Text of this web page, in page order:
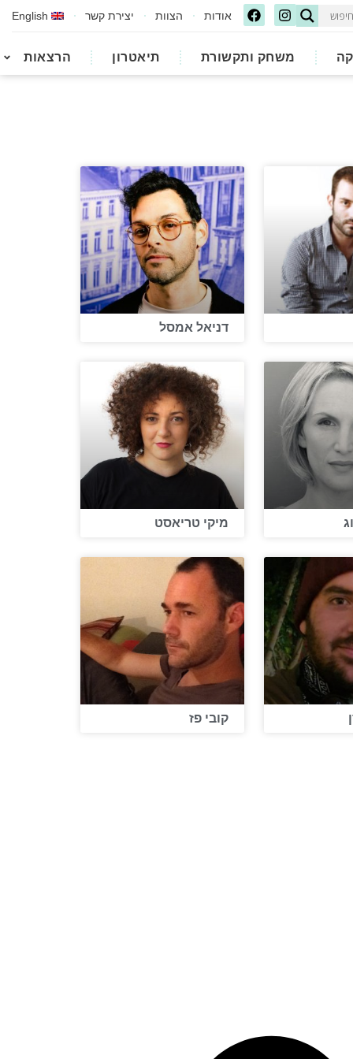
אודות הצוות יצירת קשר English
משחק ותקשורת תיאטרון הרצאות
דניאל אמסל
מיקי טריאסט
קובי פז